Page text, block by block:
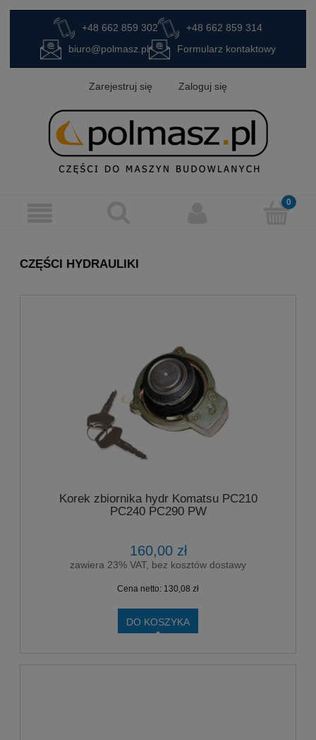
+48 662 859 302
+48 662 859 314
biuro@polmasz.pl
Formularz kontaktowy
Zarejestruj się Zaloguj się
CZĘŚCI HYDRAULIKI
Korek zbiornika hydr Komatsu PC210
PC240 PC290 PW
160,00 zł
zawiera 23% VAT, bez kosztów dostawy
Cena netto: 130,08 zł
DO KOSZYKA